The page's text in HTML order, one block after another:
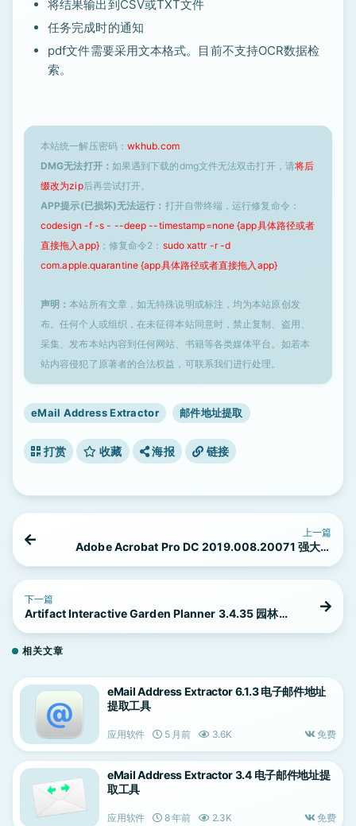
将结果输出到CSV或TXT文件
任务完成时的通知
pdf文件需要采用文本格式。目前不支持OCR数据检
索。
本站统一解压密码： wkhub.com
DMG无法打开： 如果遇到下载的dmg文件无法双击打开，请将后
缀改为zip后再尝试打开。
APP提示(已损坏)无法运行： 打开自带终端，运行修复命令：
codesign -f -s - --deep --timestamp=none {app具体路径或者
直接拖入app}；修复命令2： sudo xattr -r -d
com.apple.quarantine {app具体路径或者直接拖入app}
声明：本站所有文章，如无特殊说明或标注，均为本站原创发
布。任何个人或组织，在未征得本站同意时，禁止复制、盗用、
采集、发布本站内容到任何网站、书籍等各类媒体平台。如若本
站内容侵犯了原著者的合法权益，可联系我们进行处理。
eMail Address Extractor 邮件地址提取
打赏 收藏 海报 链接
上一篇
Adobe Acrobat Pro DC 2019.008.20071 强大的
下一篇
Artifact Interactive Garden Planner 3.4.35 园林设
相关文章
eMail Address Extractor 6.1.3 电子邮件地址
提取工具
应用软件 5 月前 3.6K 免费
eMail Address Extractor 3.4 电子邮件地址提
取工具
应用软件 8 年前 2.3K 免费